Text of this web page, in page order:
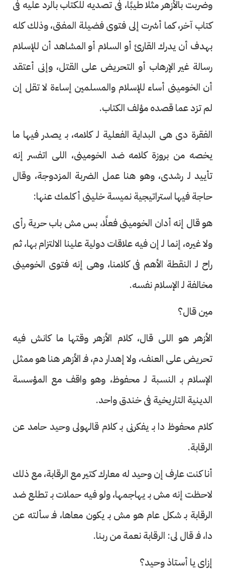
وضربت بالأزهر مثلًا طيبًا، فى تصديه للكتاب بالرد عليه فى
كتاب آخر، كما أشرت إلى فتوى فضيلة المفتى، وذلك كله
بهدف أن يدرك القارئ أو السلام أو المشاهد أن للإسلام
رسالة غير الإرهاب أو التحريض على القتل، وإنى أعتقد
أن الخومينى أساء للإسلام والمسلمين إساءة لا تقل إن
لم تزد عما قصده مؤلف الكتاب.
الفقرة دى هى البداية الفعلية لـ كلامه، بـ يصدر فيها ما
يخصه من بروزة كلامه ضد الخومينى، اللى اتفسر إنه
تأييد لـ رشدى، وهو هنا عمل الضربة المزدوجة، وقال
حاجة فيها استراتيجية نميسة خلينى أكلمك عنها:
هو قال إنه أدان الخومينى فعلًا، بس مش باب حرية رأى
ولا غيره، إنما لـ إن فيه علاقات دولية علينا الالتزام بها، ثم
راح لـ النقطة الأهم فى كلامنا، وهى إنه فتوى الخومينى
مخالفة لـ الإسلام نفسه.
مين قال؟
الأزهر هو اللى قال، كلام الأزهر وقتها ما كانش فيه
تحريض على العنف، ولا إهدار دم، فـ الأزهر هنا هو ممثل
الإسلام بـ النسبة لـ محفوظ، وهو واقف مع المؤسسة
الدينية التاريخية فى خندق واحد.
كلام محفوظ دا بـ يفكرنى بـ كلام قالهولى وحيد حامد عن
الرقابة.
أنا كنت عارف إن وحيد له معارك كتير مع الرقابة، مع ذلك
لاحظت إنه مش بـ يهاجمها، ولو فيه حملات بـ تطلع ضد
الرقابة بـ شكل عام هو مش بـ يكون معاها، فـ سألته عن
دا، فـ قال لى: الرقابة نعمة من ربنا.
إزاى يا أستاذ وحيد؟